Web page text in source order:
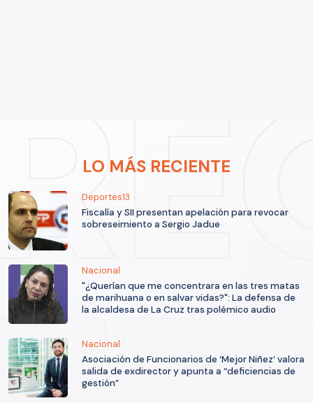
LO MÁS RECIENTE
Deportes13
Fiscalía y SII presentan apelación para revocar
sobreseimiento a Sergio Jadue
Nacional
"¿Querían que me concentrara en las tres matas
de marihuana o en salvar vidas?": La defensa de
la alcaldesa de La Cruz tras polémico audio
Nacional
Asociación de Funcionarios de ‘Mejor Niñez’ valora
salida de exdirector y apunta a “deficiencias de
gestión”